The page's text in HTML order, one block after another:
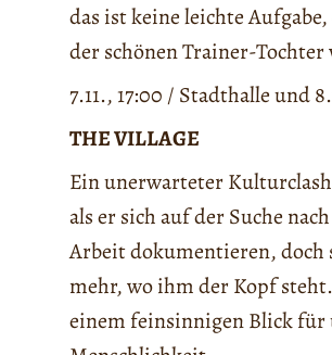
das ist keine leichte
der schönen Trainer-
7.11., 17:00 / Stadthalle und
THE VILLAGE
Ein unerwarteter
als er sich auf der Suche
Arbeit dokumentieren, doch
mehr, wo ihm der Kopf
einem feinsinnigen Blick für